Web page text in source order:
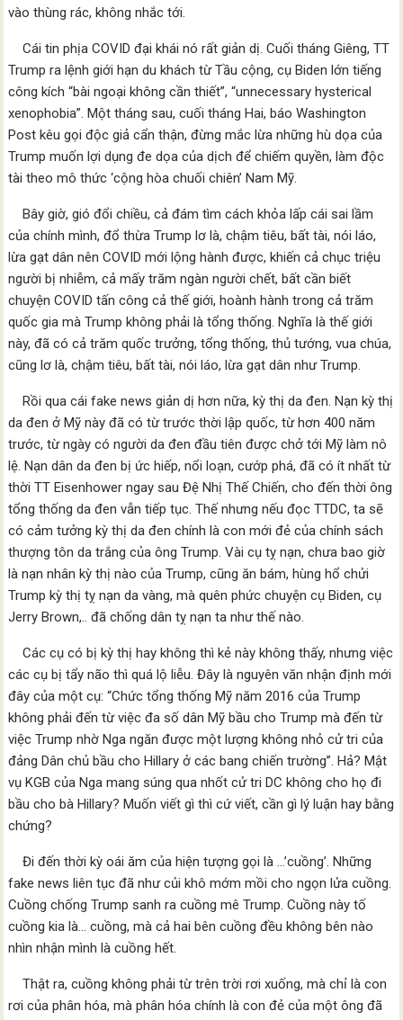
vào thùng rác, không nhắc tới.
Cái tin phịa COVID đại khái nó rất giản dị. Cuối tháng Giêng, TT
Trump ra lệnh giới hạn du khách từ Tầu cộng, cụ Biden lớn tiếng
công kích “bài ngoại không cần thiết”, “unnecessary hysterical
xenophobia”. Một tháng sau, cuối tháng Hai, báo Washington
Post kêu gọi độc giả cẩn thận, đừng mắc lừa những hù dọa của
Trump muốn lợi dụng đe dọa của dịch để chiếm quyền, làm độc
tài theo mô thức ‘cộng hòa chuối chiên’ Nam Mỹ.
Bây giờ, gió đổi chiều, cả đám tìm cách khỏa lấp cái sai lầm
của chính mình, đổ thừa Trump lơ là, chậm tiêu, bất tài, nói láo,
lừa gạt dân nên COVID mới lộng hành được, khiến cả chục triệu
người bị nhiễm, cả mấy trăm ngàn người chết, bất cần biết
chuyện COVID tấn công cả thế giới, hoành hành trong cả trăm
quốc gia mà Trump không phải là tổng thống. Nghĩa là thế giới
này, đã có cả trăm quốc trưởng, tổng thống, thủ tướng, vua chúa,
cũng lơ là, chậm tiêu, bất tài, nói láo, lừa gạt dân như Trump.
Rồi qua cái fake news giản dị hơn nữa, kỳ thị da đen. Nạn kỳ thị
da đen ở Mỹ này đã có từ trước thời lập quốc, từ hơn 400 năm
trước, từ ngày có người da đen đầu tiên được chở tới Mỹ làm nô
lệ. Nạn dân da đen bị ức hiếp, nổi loạn, cướp phá, đã có ít nhất từ
thời TT Eisenhower ngay sau Đệ Nhị Thế Chiến, cho đến thời ông
tổng thống da đen vẫn tiếp tục. Thế nhưng nếu đọc TTDC, ta sẽ
có cảm tưởng kỳ thị da đen chính là con mới đẻ của chính sách
thượng tôn da trắng của ông Trump. Vài cụ tỵ nạn, chưa bao giờ
là nạn nhân kỳ thị nào của Trump, cũng ăn bám, hùng hổ chửi
Trump kỳ thị tỵ nạn da vàng, mà quên phức chuyện cụ Biden, cụ
Jerry Brown,.. đã chống dân tỵ nạn ta như thế nào.
Các cụ có bị kỳ thị hay không thì kẻ này không thấy, nhưng việc
các cụ bị tẩy não thì quá lộ liễu. Đây là nguyên văn nhận định mới
đây của một cụ: “Chức tổng thống Mỹ năm 2016 của Trump
không phải đến từ việc đa số dân Mỹ bầu cho Trump mà đến từ
việc Trump nhờ Nga ngăn được một lượng không nhỏ cử tri của
đảng Dân chủ bầu cho Hillary ở các bang chiến trường”. Hả? Mật
vụ KGB của Nga mang súng qua nhốt cử tri DC không cho họ đi
bầu cho bà Hillary? Muốn viết gì thì cứ viết, cần gì lý luận hay bằng
chứng?
Đi đến thời kỳ oái ăm của hiện tượng gọi là …’cuồng’. Những
fake news liên tục đã như củi khô mớm mồi cho ngọn lửa cuồng.
Cuồng chống Trump sanh ra cuồng mê Trump. Cuồng này tố
cuồng kia là… cuồng, mà cả hai bên cuồng đều không bên nào
nhìn nhận mình là cuồng hết.
Thật ra, cuồng không phải từ trên trời rơi xuống, mà chỉ là con
rơi của phân hóa, mà phân hóa chính là con đẻ của một ông đã